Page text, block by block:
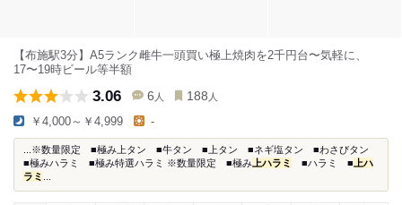
【布施駅3分】A5ランク雌牛一頭買い極上焼肉を2千円台〜気軽に、
17〜19時ビール等半額
3.06 6 人 188 人
￥4,000～￥4,999 -
...※数量限定 ■極み上タン ■牛タン ■上タン ■ネギ塩タン ■わさびタン
■極みハラミ ■極み特選ハラミ ※数量限定 ■極み 上ハラミ ■ハラミ ■ 上ハ
ラミ